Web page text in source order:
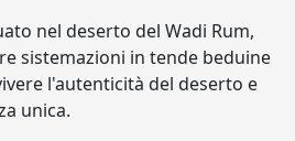
nel deserto del Wadi Rum,
sistemazioni in tende beduine
l'autenticità del deserto e
unica.